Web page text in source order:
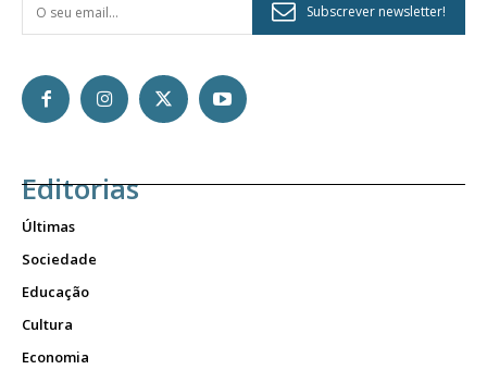
Subscrever newsletter!
Editorias
Últimas
Sociedade
Educação
Cultura
Economia